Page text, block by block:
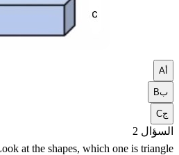
A
بB
جC
السؤال 2
Look at the shapes, which one is triangle